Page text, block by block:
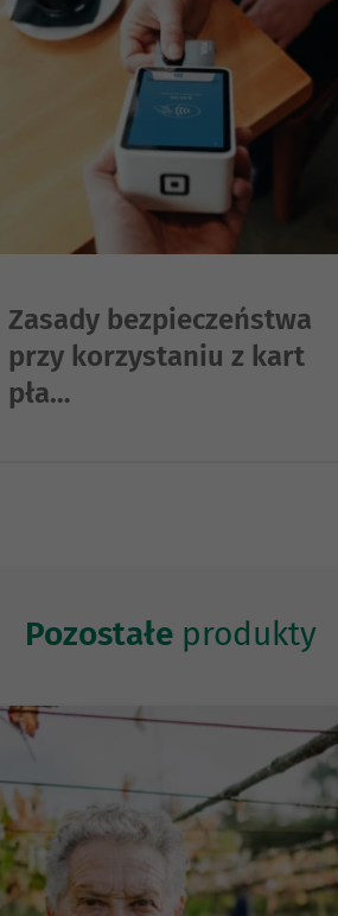
Zasady bezpieczeństwa
przy korzystaniu z kart
pła…
Pozostałe produkty